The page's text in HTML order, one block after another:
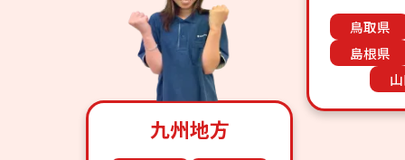
鳥取県
島根県
九州地方